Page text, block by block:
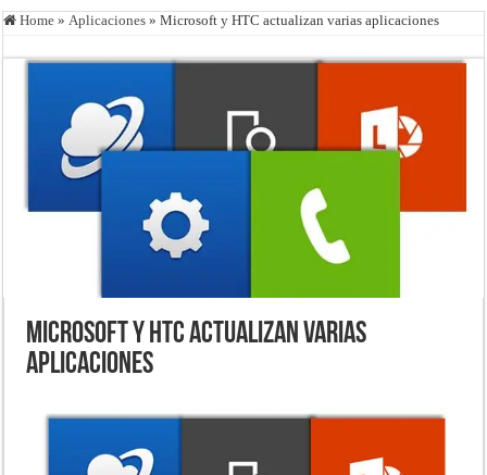
Home » Aplicaciones » Microsoft y HTC actualizan varias aplicaciones
Microsoft y HTC actualizan varias
aplicaciones